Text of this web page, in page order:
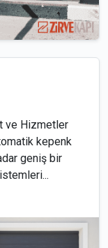
ve Hizmetler
kepenk
geniş bir